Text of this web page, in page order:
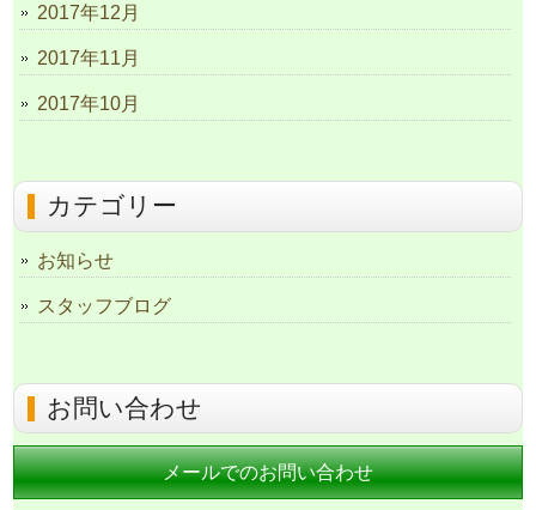
2017年12月
2017年11月
2017年10月
カテゴリー
お知らせ
スタッフブログ
お問い合わせ
メールでのお問い合わせ